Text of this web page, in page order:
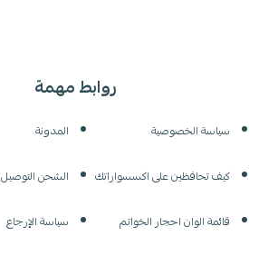
روابط مهمة
سياسة الخصوصية
كيف تحافظين على اكسسواراتك
قائمة الوان احجار الخواتم
المدونة
الشحن التوصيل
سياسة الإرجاع